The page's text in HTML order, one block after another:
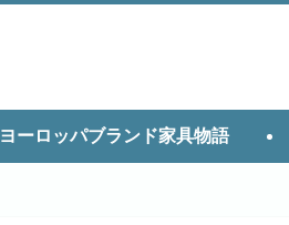
ヨーロッパブランド家具物語